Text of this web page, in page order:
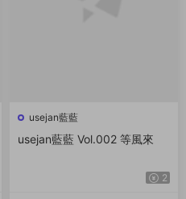
usejan藍藍
usejan藍藍 Vol.002 等風來
2